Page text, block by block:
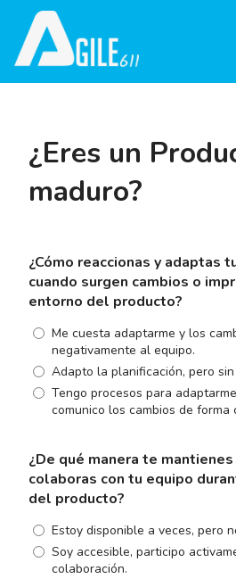
¿Eres un
maduro?
¿Cómo reaccionas y adaptas
cuando surgen cambios o
entorno del producto?
Me cuesta adaptarme y los
negativamente al equipo.
Adapto la planificación, pero
Tengo procesos para
comunico los cambios de forma
¿De qué manera te
colaboras con tu equipo
del producto?
Estoy disponible a veces, pero
Soy accesible, participo
colaboración.